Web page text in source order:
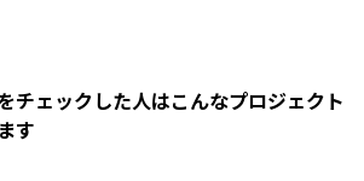
チェックした人はこんなプロジェクト
す